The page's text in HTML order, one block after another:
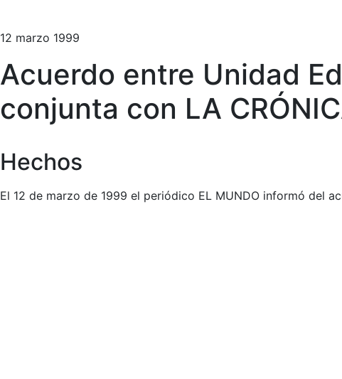
12 marzo 1999
Acuerdo entre Unidad
conjunta con LA
Hechos
El 12 de marzo de 1999 el periódico EL MUNDO informó del